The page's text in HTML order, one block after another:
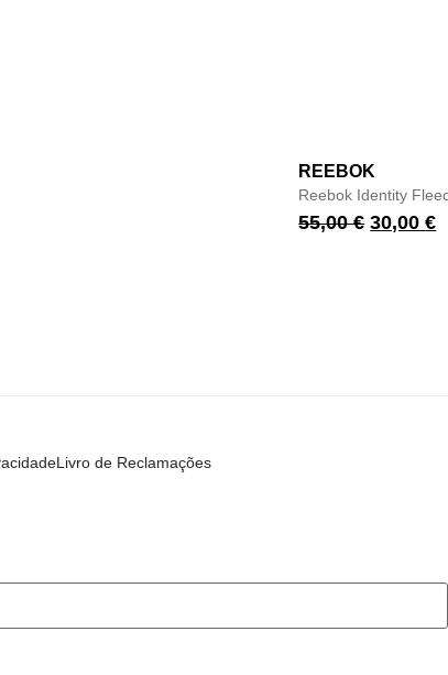
REEBOK
Reebok Identity
55,00€ 30,00€
Livro de Reclamações